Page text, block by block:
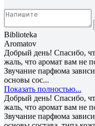
Biblioteka
Aromatov
Добрый день! Спасибо,
жаль, что аромат вам не
Звучание парфюма
основы сос...
Показать полностью...
Добрый день! Спасибо,
жаль, что аромат вам не
Звучание парфюма